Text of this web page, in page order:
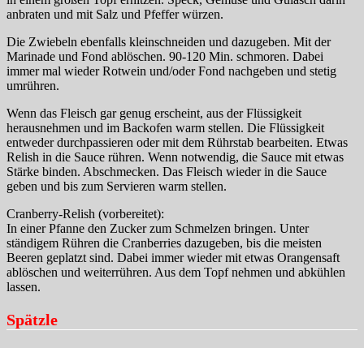
anbraten und mit Salz und Pfeffer würzen.
Die Zwiebeln ebenfalls kleinschneiden und dazugeben. Mit der
Marinade und Fond ablöschen. 90-120 Min. schmoren. Dabei
immer mal wieder Rotwein und/oder Fond nachgeben und stetig
umrühren.
Wenn das Fleisch gar genug erscheint, aus der Flüssigkeit
herausnehmen und im Backofen warm stellen. Die Flüssigkeit
entweder durchpassieren oder mit dem Rührstab bearbeiten. Etwas
Relish in die Sauce rühren. Wenn notwendig, die Sauce mit etwas
Stärke binden. Abschmecken. Das Fleisch wieder in die Sauce
geben und bis zum Servieren warm stellen.
Cranberry-Relish (vorbereitet):
In einer Pfanne den Zucker zum Schmelzen bringen. Unter
ständigem Rühren die Cranberries dazugeben, bis die meisten
Beeren geplatzt sind. Dabei immer wieder mit etwas Orangensaft
ablöschen und weiterrühren. Aus dem Topf nehmen und abkühlen
lassen.
Spätzle